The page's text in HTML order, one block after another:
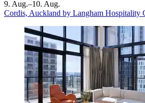
9. Aug.–10. Aug.
Cordis, Auckland by Langham Hospitality